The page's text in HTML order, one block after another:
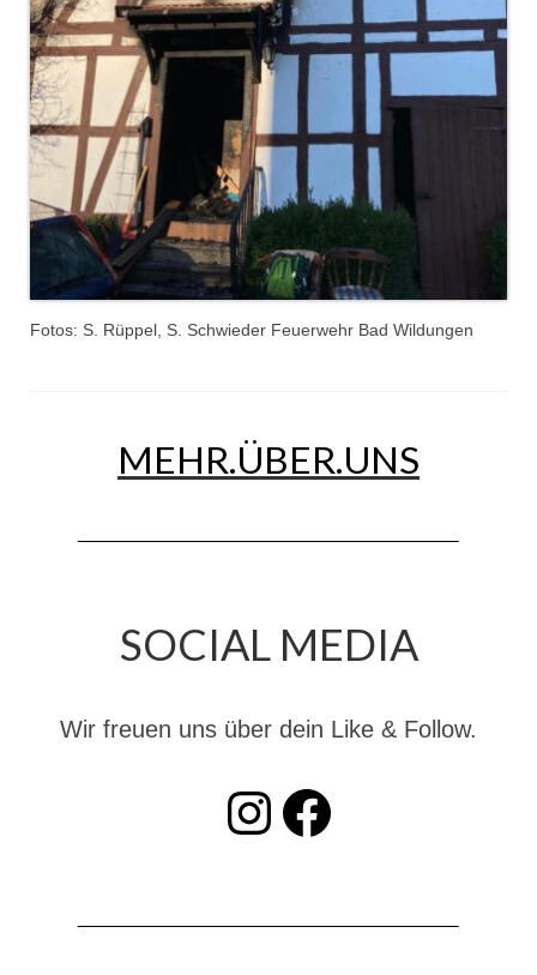
Fotos: S. Rüppel, S. Schwieder Feuerwehr Bad Wildungen
MEHR.ÜBER.UNS
SOCIAL MEDIA
Wir freuen uns über dein Like & Follow.
INSTAGRAM Facebook